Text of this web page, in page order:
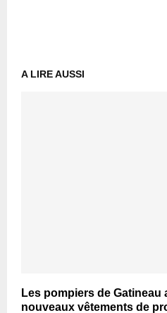
A LIRE AUSSI
Les pompiers de
nouveaux vêtements de